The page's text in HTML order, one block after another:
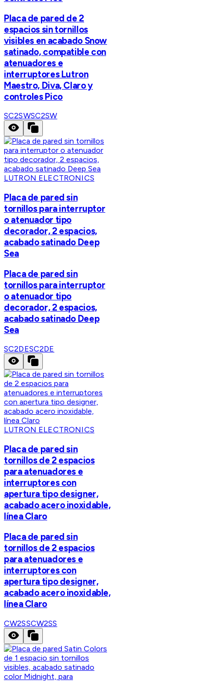
Placa de pared de 2
espacios sin tornillos
visibles en acabado Snow
satinado, compatible con
atenuadores e
interruptores Lutron
Maestro, Diva, Claro y
controles Pico
SC2SWSC2SW
LUTRON ELECTRONICS
Placa de pared sin
tornillos para interruptor
o atenuador tipo
decorador, 2 espacios,
acabado satinado Deep
Sea
Placa de pared sin
tornillos para interruptor
o atenuador tipo
decorador, 2 espacios,
acabado satinado Deep
Sea
SC2DESC2DE
LUTRON ELECTRONICS
Placa de pared sin
tornillos de 2 espacios
para atenuadores e
interruptores con
apertura tipo designer,
acabado acero inoxidable,
línea Claro
Placa de pared sin
tornillos de 2 espacios
para atenuadores e
interruptores con
apertura tipo designer,
acabado acero inoxidable,
línea Claro
CW2SSCW2SS